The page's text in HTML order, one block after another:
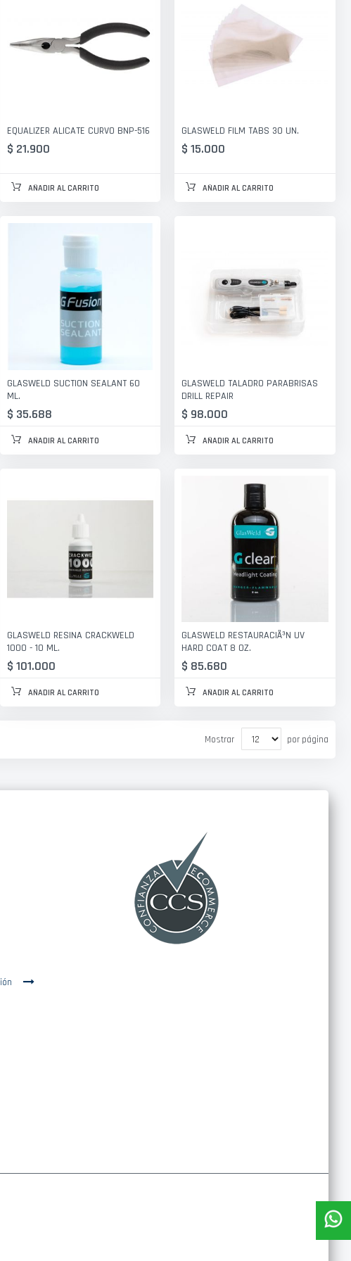
EQUALIZER ALICATE CURVO BNP-516
$ 21.900
AÑADIR AL CARRITO
GLASWELD FILM TABS 30 UN.
$ 15.000
AÑADIR AL CARRITO
GLASWELD SUCTION SEALANT 60
ML.
$ 35.688
AÑADIR AL CARRITO
GLASWELD TALADRO PARABRISAS
DRILL REPAIR
$ 98.000
AÑADIR AL CARRITO
GLASWELD RESINA CRACKWELD
1000 - 10 ML.
$ 101.000
AÑADIR AL CARRITO
GLASWELD RESTAURACIÃ³N UV
HARD COAT 8 OZ.
$ 85.680
AÑADIR AL CARRITO
Mostrar por página